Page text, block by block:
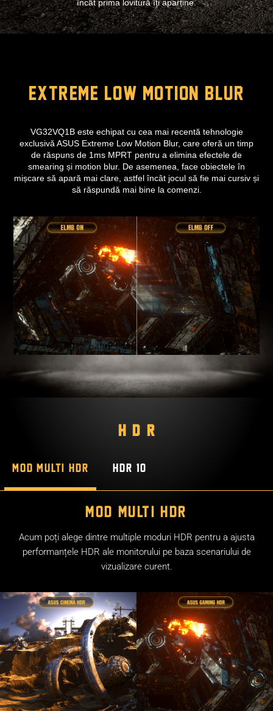
încât prima lovitură îți aparține.
EXTREME LOW MOTION BLUR
VG32VQ1B este echipat cu cea mai recentă tehnologie
exclusivă ASUS Extreme Low Motion Blur, care oferă un timp
de răspuns de 1ms MPRT pentru a elimina efectele de
smearing și motion blur. De asemenea, face obiectele în
mișcare să apară mai clare, astfel încât jocul să fie mai cursiv și
să răspundă mai bine la comenzi.
HDR
Mod Multi HDR HDR 10
Mod Multi HDR
Acum poți alege dintre multiple moduri HDR pentru a ajusta
performanțele HDR ale monitorului pe baza scenariului de
vizualizare curent.